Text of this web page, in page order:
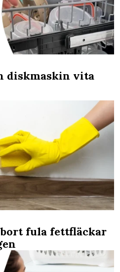
diskmaskin vita
fula fettfläckar